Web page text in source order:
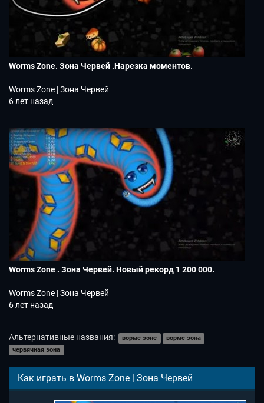
Worms Zone. Зона Червей .Нарезка моментов.
Worms Zone | Зона Червей
6 лет назад
Worms Zone . Зона Червей. Новый рекорд 1 200 000.
Worms Zone | Зона Червей
6 лет назад
Альтернативные названия: вормс зоне
вормс зона
червячная зона
Как играть в Worms Zone | Зона Червей